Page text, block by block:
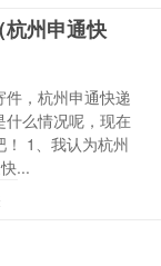
杭州申通快
，杭州申通快递
什么情况呢，现在
1、我认为杭州
...